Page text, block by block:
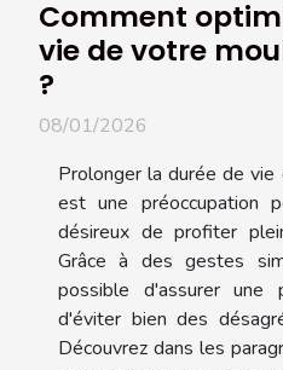
Comment
vie de votre
?
08/01/2026
Prolonger la durée de
est une préoccupation
désireux de profiter
Grâce à des gestes
possible d'assurer une
d'éviter bien des
Découvrez dans les